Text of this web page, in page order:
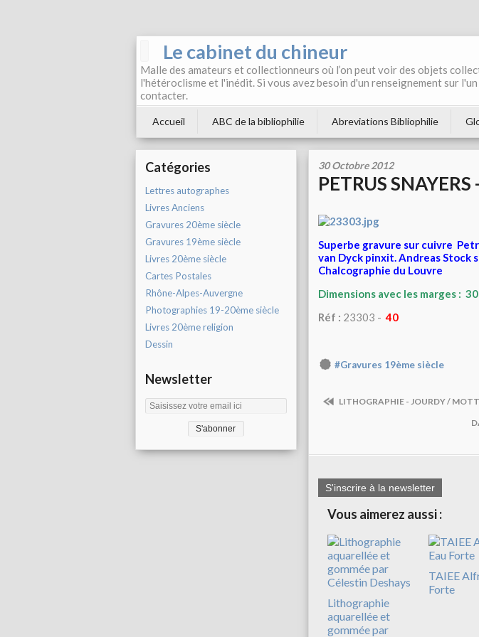
Le cabinet du chineur
Malle des amateurs et collectionneurs où l’on peut voir des objets
l'hétéroclisme et l'inédit. Si vous avez besoin d'un renseignement sur l'un
contacter.
Accueil ABC de la bibliophilie Abreviations Bibliophilie
Catégories
Lettres autographes
Livres Anciens
Gravures 20ème siècle
Gravures 19ème siècle
Livres 20ème siècle
Cartes Postales
Rhône-Alpes-Auvergne
Photographies 19-20ème siècle
Livres 20ème religion
Dessin
Newsletter
30 Octobre 2012
PETRUS SNAYERS
Superbe gravure sur cuivre
van Dyck pinxit. Andreas Stock
Chalcographie du Louvre
Dimensions avec les marges :
Réf : 23303 -40
#Gravures 19ème siècle
LITHOGRAPHIE - JOURDY /
S'inscrire à la newsletter
Vous aimerez aussi :
Lithographie
aquarellée et
gommée par
TAIEE
Forte